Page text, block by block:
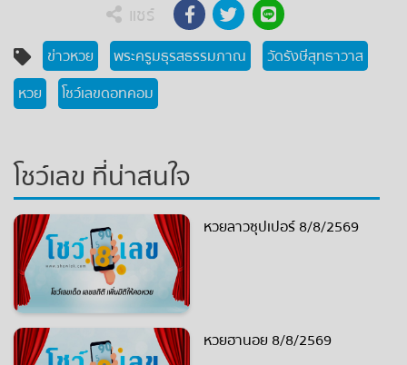
แชร์
ข่าวหวย พระครูมธุรสธรรมภาณ
วัดรังษีสุทธาวาส
หวย
โชว์เลขดอทคอม
โชว์เลข ที่น่าสนใจ
หวยลาวซุปเปอร์ 8/8/2569
หวยฮานอย 8/8/2569